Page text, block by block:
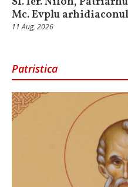
Mc. Evplu arhidiaconul
11 Aug, 2026
Patristica